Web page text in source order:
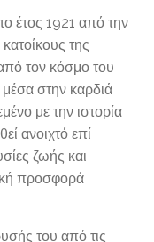
έτος 1921 από την
της
τον κόσμο του
μέσα στην καρδιά
με την ιστορία
ανοιχτό επί
ζωής και
προσφορά
του από τις